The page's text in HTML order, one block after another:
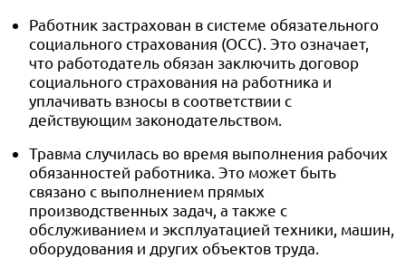
Работник застрахован в системе обязательного
социального страхования (ОСС). Это означает,
что работодатель обязан заключить договор
социального страхования на работника и
уплачивать взносы в соответствии с
действующим законодательством.
Травма случилась во время выполнения рабочих
обязанностей работника. Это может быть
связано с выполнением прямых
производственных задач, а также с
обслуживанием и эксплуатацией техники, машин,
оборудования и других объектов труда.